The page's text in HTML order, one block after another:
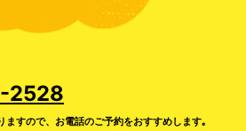
2528
すので、お電話のご予約をおすすめします｡